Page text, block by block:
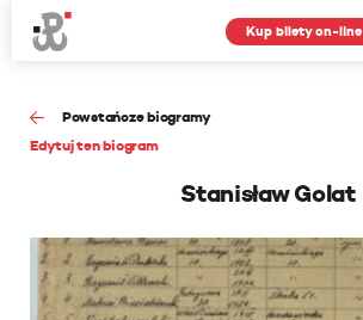
Kup bilety on-line
Powstańcze biogramy
Edytuj ten biogram
Stanisław Golat